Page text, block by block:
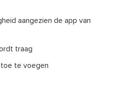
aangezien de app van
traag
te voegen